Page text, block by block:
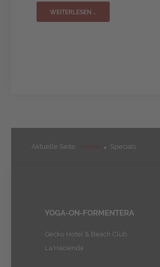
WEITERLESEN …
Aktuelle Seite: Specials
YOGA-ON-FORMENTERA
Gecko Hotel & Beach Club
La Hacienda